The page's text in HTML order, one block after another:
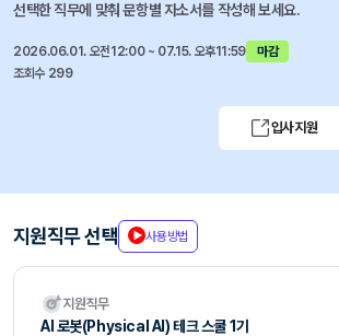
선택한 직무에 맞춰 문항별 자소서를 작성해 보세요.
2026.06.01. 오전12:00 ~ 07.15. 오후11:59
마감
조회수 299
입사지원
지원직무 선택 사용방법
지원직무
AI 로봇(Physical AI) 테크 스쿨 1기